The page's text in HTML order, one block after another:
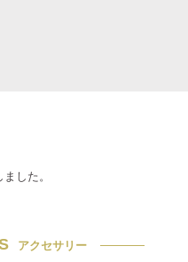
した。
アクセサリー